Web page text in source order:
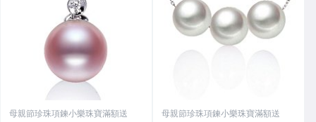
母親節珍珠項鍊小樂珠寶滿額送 母親節珍珠項鍊小樂珠寶滿額送